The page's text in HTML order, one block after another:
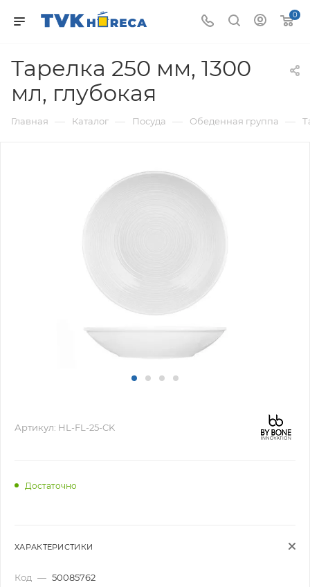
0
Тарелка 250 мм, 1300
мл, глубокая
Главная — Каталог — Посуда — Обеденная группа —
Артикул: HL-FL-25-CK
Достаточно
ХАРАКТЕРИСТИКИ
Код — 50085762